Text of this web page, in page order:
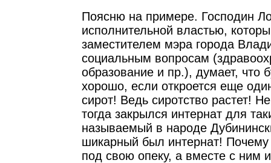
Поясню на примере. Господин
исполнительной властью,
заместителем мэра города
социальным вопросам
образование и пр.), думает, что
хорошо, если откроется еще
сирот! Ведь сиротство растет!
тогда закрылся интернат для
называемый в народе
шикарный был интернат! Почему
под свою опеку, а вместе с ним